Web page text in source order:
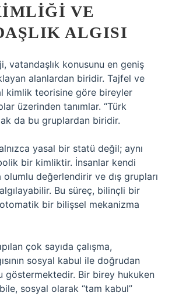
VE
ALGISI
vatandaşlık konusunu en geniş
alanlardan biridir. Tajfel ve
kimlik teorisine göre bireyler
üzerinden tanımlar. “Türk
da bu gruplardan biridir.
yasal bir statü değil; aynı
bir kimliktir. İnsanlar kendi
olumlu değerlendirir ve dış grupları
Bu süreç, bilinçli bir
bir bilişsel mekanizma
çok sayıda çalışma,
sosyal kabul ile doğrudan
göstermektedir. Bir birey hukuken
sosyal olarak “tam kabul”